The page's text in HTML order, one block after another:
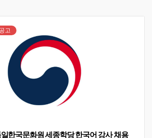
고
한국문화원 세종학당 한국어 강사 채용